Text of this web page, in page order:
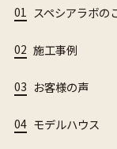
01 スペシアラボの
02 施工事例
03 お客様の声
04 モデルハウス